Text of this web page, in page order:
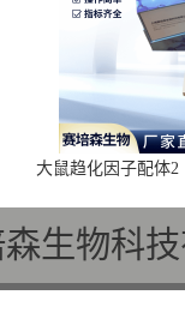
大鼠趋化因子配体2
森生物科